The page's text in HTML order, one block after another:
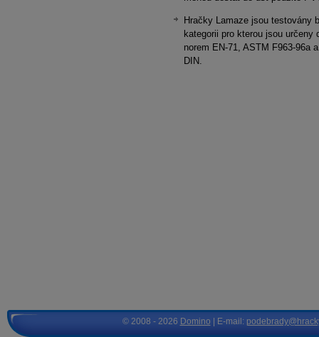
Hračky Lamaze jsou testovány
kategorii pro kterou jsou určeny
norem EN-71, ASTM F963-96a
DIN.
© 2008 - 2026 Domino | E-mail: